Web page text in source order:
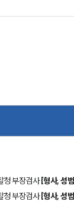
청 부장검사[형사, 성
청 부장검사[형사, 성